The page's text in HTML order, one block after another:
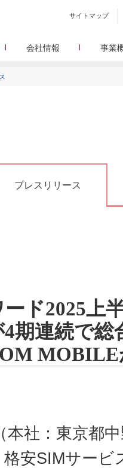
サイトマップ
会社情報
アク
事業
プレスリリース
ード2025上
期連続で総
MOBILE
本社：東京都
安SIMサー